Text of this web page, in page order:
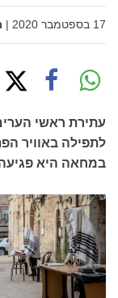
17 בספטמבר 2020 |
עתירת ראשי
לתפילה באוויר
במחאה היא